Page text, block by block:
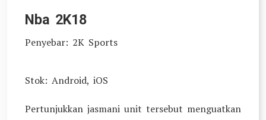
Nba 2K18
Penyebar: 2K Sports
Stok: Android, iOS
Pertunjukkan jasmani unit tersebut menguatkan